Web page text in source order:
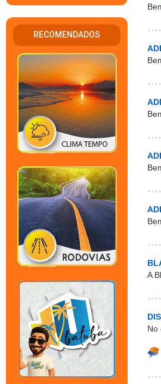
RECOMENDADOS
A
No